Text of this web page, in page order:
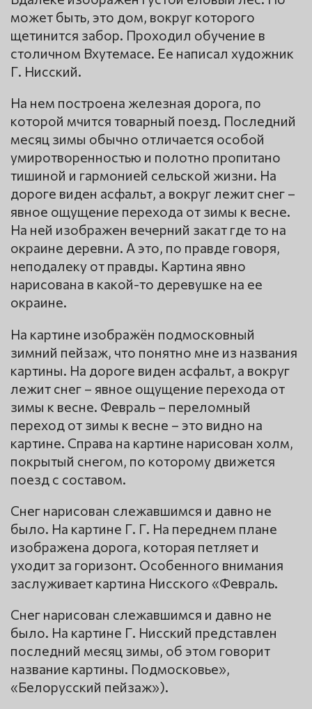
может быть, это дом, вокруг которого
щетинится забор. Проходил обучение в
столичном Вхутемасе. Ее написал художник
Г. Нисский.
На нем построена железная дорога, по
которой мчится товарный поезд. Последний
месяц зимы обычно отличается особой
умиротворенностью и полотно пропитано
тишиной и гармонией сельской жизни. На
дороге виден асфальт, а вокруг лежит снег –
явное ощущение перехода от зимы к весне.
На ней изображен вечерний закат где то на
окраине деревни. А это, по правде говоря,
неподалеку от правды. Картина явно
нарисована в какой-то деревушке на ее
окраине.
На картине изображён подмосковный
зимний пейзаж, что понятно мне из названия
картины. На дороге виден асфальт, а вокруг
лежит снег – явное ощущение перехода от
зимы к весне. Февраль – переломный
переход от зимы к весне – это видно на
картине. Справа на картине нарисован холм,
покрытый снегом, по которому движется
поезд с составом.
Снег нарисован слежавшимся и давно не
было. На картине Г. Г. На переднем плане
изображена дорога, которая петляет и
уходит за горизонт. Особенного внимания
заслуживает картина Нисского «Февраль.
Снег нарисован слежавшимся и давно не
было. На картине Г. Нисский представлен
последний месяц зимы, об этом говорит
название картины. Подмосковье»,
«Белорусский пейзаж»).